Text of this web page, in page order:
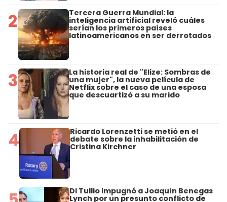
2 Tercera Guerra Mundial: la
inteligencia artificial reveló cuáles
serían los primeros países
latinoamericanos en ser derrotados
3 La historia real de "Elize: Sombras de
una mujer", la nueva película de
Netflix sobre el caso de una esposa
que descuartizó a su marido
4 Ricardo Lorenzetti se metió en el
debate sobre la inhabilitación de
Cristina Kirchner
Di Tullio impugnó a Joaquín Benegas
Lynch por un presunto conflicto de